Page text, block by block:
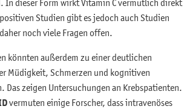
In dieser Form wirkt Vitamin C vermutlich direkt
Studien gibt es jedoch auch Studien
noch viele Fragen offen.
könnten außerdem zu einer deutlichen
Müdigkeit, Schmerzen und kognitiven
Das zeigen Untersuchungen an Krebspatienten.
vermuten einige Forscher, dass intravenöses